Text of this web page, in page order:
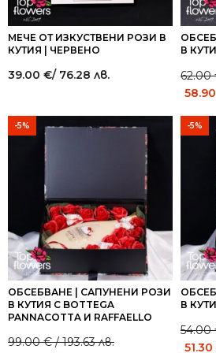
МЕЧЕ ОТ ИЗКУСТВЕНИ РОЗИ В
КУТИЯ | ЧЕРВЕНО
39.00 €/ 76.28 лв.
В
Original
price
was:
62.00 €
121.26
62.00
Current
price
is:
62.00 €
121.26
58.90
-5%
ОБСЕБВАНЕ | САПУНЕНИ РОЗИ
В КУТИЯ С BOTTEGA
PANNACOTTA И RAFFAELLO
Original
99.00€/ 193.63 лв.
Current
-5%
В
Original
54.00
Current
51.30